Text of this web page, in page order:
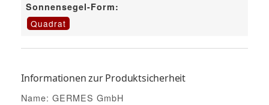
Sonnensegel-Form:
Quadrat
Informationen zur Produktsicherheit
Name: GERMES GmbH